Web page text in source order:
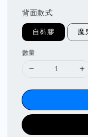
背面款式
自黏膠 魔
數量